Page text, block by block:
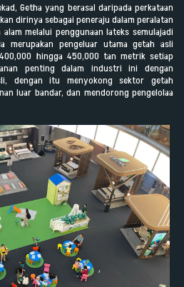
Getha yang berasal daripada perkataan
dirinya sebagai peneraju dalam peralatan
melalui penggunaan lateks semulajadi
merupakan pengeluar utama getah asli
hingga 450,000 tan metrik setiap
penting dalam industri ini dengan
dengan itu menyokong sektor getah
luar bandar, dan mendorong pengelolaa